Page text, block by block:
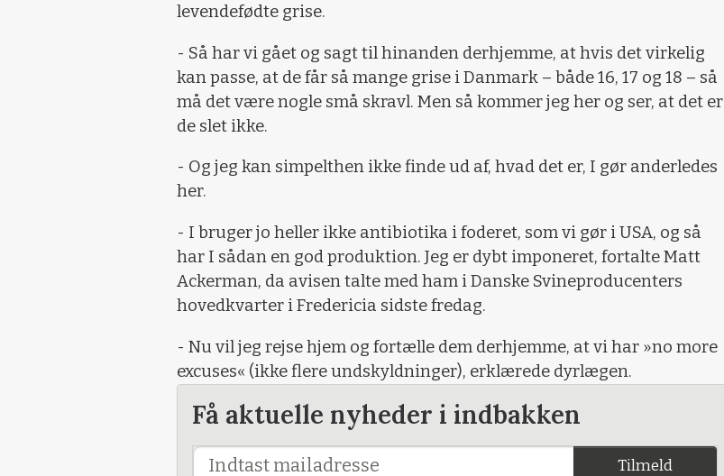
levendefødte grise.
- Så har vi gået og sagt til hinanden derhjemme, at hvis det virkelig
kan passe, at de får så mange grise i Danmark – både 16, 17 og 18 – så
må det være nogle små skravl. Men så kommer jeg her og ser, at det er
de slet ikke.
- Og jeg kan simpelthen ikke finde ud af, hvad det er, I gør anderledes
her.
- I bruger jo heller ikke antibiotika i foderet, som vi gør i USA, og så
har I sådan en god produktion. Jeg er dybt imponeret, fortalte Matt
Ackerman, da avisen talte med ham i Danske Svineproducenters
hovedkvarter i Fredericia sidste fredag.
- Nu vil jeg rejse hjem og fortælle dem derhjemme, at vi har »no more
excuses« (ikke flere undskyldninger), erklærede dyrlægen.
Få aktuelle nyheder i indbakken
Tilmeld